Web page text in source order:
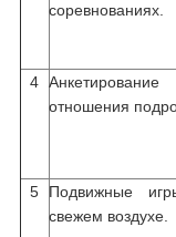
соревнованиях.
4
отношения
5
Подвижные
свежем воздухе.